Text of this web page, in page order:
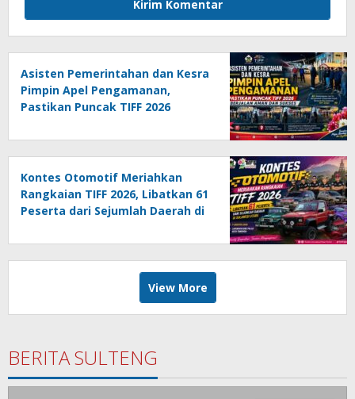
Asisten Pemerintahan dan Kesra
Pimpin Apel Pengamanan,
Pastikan Puncak TIFF 2026
Kontes Otomotif Meriahkan
Rangkaian TIFF 2026, Libatkan 61
Peserta dari Sejumlah Daerah di
View More
BERITA SULTENG